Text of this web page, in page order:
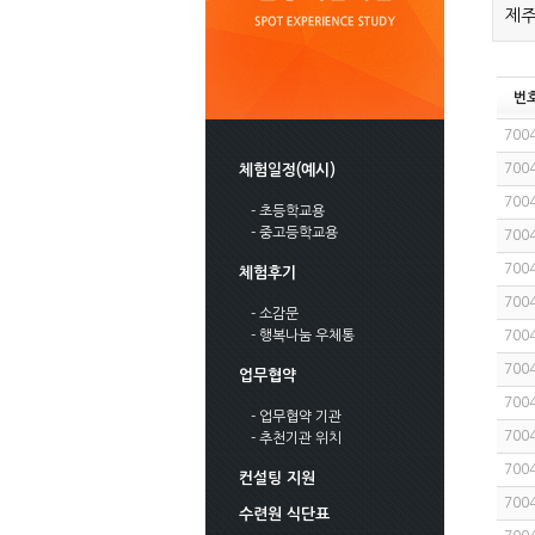
체험일정(예시)
- 초등학교용
- 중고등학교용
체험후기
- 소감문
- 행복나눔 우체통
업무협약
- 업무협약 기관
- 추천기관 위치
컨설팅 지원
수련원 식단표
제
번